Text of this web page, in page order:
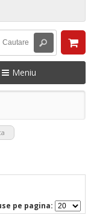
Meniu
pe pagina: